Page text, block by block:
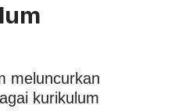
meluncurkan
kurikulum